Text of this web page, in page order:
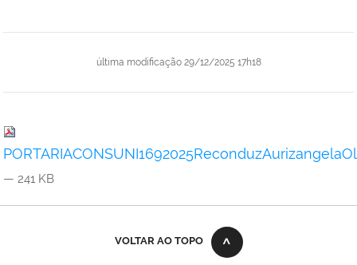
última modificação29/12/2025 17h18
— 241 KB
VOLTAR AO TOPO